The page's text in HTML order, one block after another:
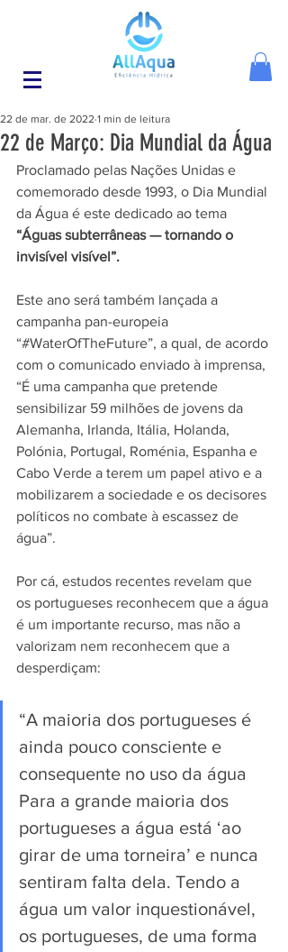
22 de Março: Dia Mundial da Água
22 de mar. de 2022 1 min de leitura
Proclamado pelas Nações Unidas e
comemorado desde 1993, o Dia Mundial
da Água é este dedicado ao tema
“Águas subterrâneas — tornando o
invisível visível”.
Este ano será também lançada a
campanha pan-europeia
“#WaterOfTheFuture”, a qual, de acordo
com o comunicado enviado à imprensa,
“É uma campanha que pretende
sensibilizar 59 milhões de jovens da
Alemanha, Irlanda, Itália, Holanda,
Polónia, Portugal, Roménia, Espanha e
Cabo Verde a terem um papel ativo e a
mobilizarem a sociedade e os decisores
políticos no combate à escassez de
água”.
Por cá, estudos recentes revelam que
os portugueses reconhecem que a água
é um importante recurso, mas não a
valorizam nem reconhecem que a
desperdiçam:
“A maioria dos portugueses é
ainda pouco consciente e
consequente no uso da água
Para a grande maioria dos
portugueses a água está ‘ao
girar de uma torneira’ e nunca
sentiram falta dela. Tendo a
água um valor inquestionável,
os portugueses, de uma forma